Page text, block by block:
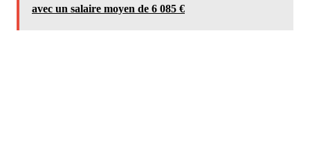
avec un salaire moyen de 6 085 €